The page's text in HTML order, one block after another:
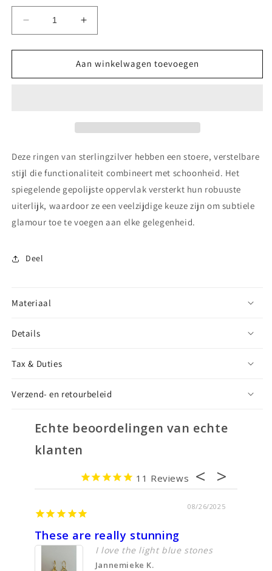
Aantal
verlagen
voor
Chunky
Hypoallergeen
Aantal
verhogen
voor
Denise
Chunky
Hypoallergeen
Aan winkelwagen toevoegen
Deze ringen van sterlingzilver hebben een stoere, verstelbare
stijl die functionaliteit combineert met schoonheid. Het
spiegelende gepolijste oppervlak versterkt hun robuuste
uiterlijk, waardoor ze een veelzijdige keuze zijn om subtiele
glamour toe te voegen aan elke gelegenheid.
Deel
Materiaal
Details
Tax & Duties
Verzend- en retourbeleid
Echte beoordelingen van echte
klanten
11
08/26/2025
These are really stunning
I love the light blue stones
Jannemieke K.